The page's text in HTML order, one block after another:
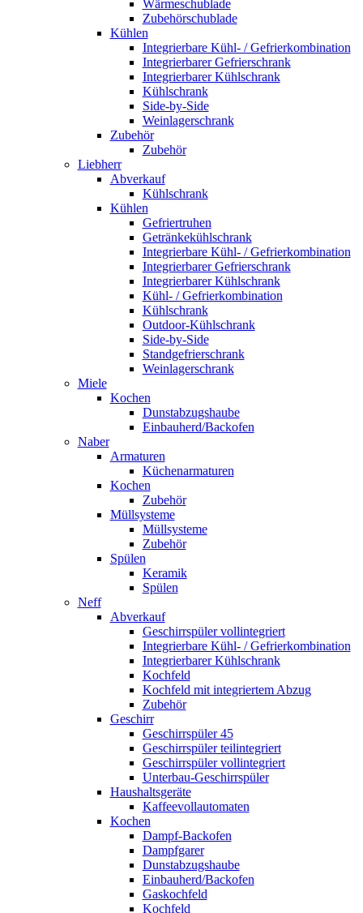
Wärmeschublade
Zubehörschublade
Kühlen
Integrierbare Kühl- / Gefrierkombination
Integrierbarer Gefrierschrank
Integrierbarer Kühlschrank
Kühlschrank
Side-by-Side
Weinlagerschrank
Zubehör
Zubehör
Liebherr
Abverkauf
Kühlschrank
Kühlen
Gefriertruhen
Getränkekühlschrank
Integrierbare Kühl- / Gefrierkombination
Integrierbarer Gefrierschrank
Integrierbarer Kühlschrank
Kühl- / Gefrierkombination
Kühlschrank
Outdoor-Kühlschrank
Side-by-Side
Standgefrierschrank
Weinlagerschrank
Miele
Kochen
Dunstabzugshaube
Einbauherd/Backofen
Naber
Armaturen
Küchenarmaturen
Kochen
Zubehör
Müllsysteme
Müllsysteme
Zubehör
Spülen
Keramik
Spülen
Neff
Abverkauf
Geschirrspüler vollintegriert
Integrierbare Kühl- / Gefrierkombination
Integrierbarer Kühlschrank
Kochfeld
Kochfeld mit integriertem Abzug
Zubehör
Geschirr
Geschirrspüler 45
Geschirrspüler teilintegriert
Geschirrspüler vollintegriert
Unterbau-Geschirrspüler
Haushaltsgeräte
Kaffeevollautomaten
Kochen
Dampf-Backofen
Dampfgarer
Dunstabzugshaube
Einbauherd/Backofen
Gaskochfeld
Kochfeld